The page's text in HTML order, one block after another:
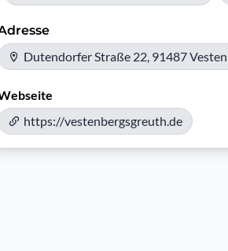
Dutendorfer Straße 22, 91487
https://vestenbergsgreuth.de